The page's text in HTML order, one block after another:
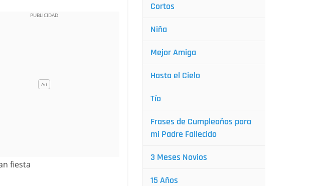
fiesta
Cortos
Niña
Mejor Amiga
Hasta el Cielo
Tío
Frases de Cumpleaños para
mi Padre Fallecido
3 Meses Novios
15 Años